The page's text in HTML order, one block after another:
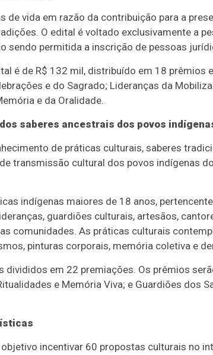
de vida em razão da contribuição para a
O edital é voltado exclusivamente a
sendo permitida a inscrição de pessoas
é de R$ 132 mil, distribuído em 18 prêmios
e do Sagrado; Lideranças da
e da Oralidade.
saberes ancestrais dos povos
de práticas culturais, saberes
transmissão cultural dos povos indígenas
indígenas maiores de 18 anos,
guardiões culturais, artesãos,
comunidades. As práticas culturais
pinturas corporais, memória coletiva e
divididos em 22 premiações. Os prêmios
e Memória Viva; e Guardiões dos
incentivar 60 propostas culturais no